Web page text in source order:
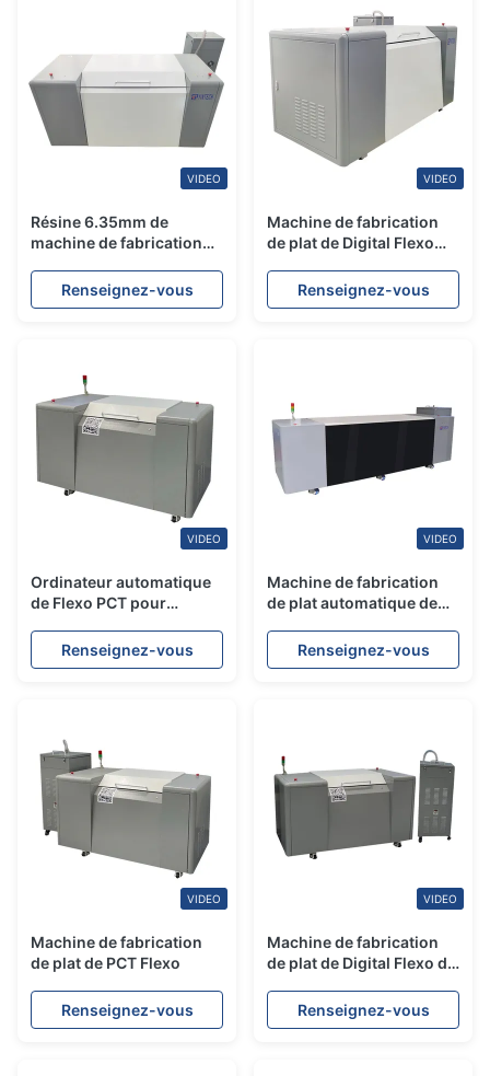
VIDEO
Résine 6.35mm de
machine de fabrication
Renseignez-vous
VIDEO
Machine de fabrication
de plat de Digital Flexo
Photopolymer
Renseignez-vous
VIDEO
Ordinateur automatique
de Flexo PCT pour
fabrication de plat de
systèmes
Renseignez-vous
VIDEO
Machine de fabrication
de plat automatique de
Photopolymer Flexo PCT
Renseignez-vous
VIDEO
Machine de fabrication
de plat de PCT Flexo
Renseignez-vous
VIDEO
Machine de fabrication
de plat de Digital Flexo de
PCT 7.9KW pour des
labels d'étiquettes
Renseignez-vous